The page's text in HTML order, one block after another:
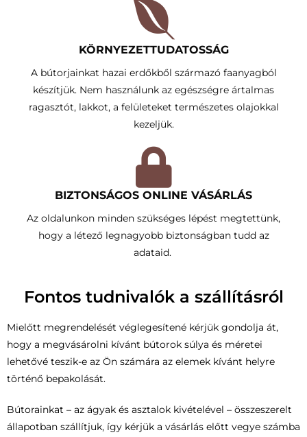
KÖRNYEZETTUDATOSSÁG​
A bútorjainkat hazai erdőkből származó faanyagból
készítjük. Nem használunk az egészségre ártalmas
ragasztót, lakkot, a felületeket természetes olajokkal
kezeljük.
BIZTONSÁGOS ONLINE VÁSÁRLÁS
Az oldalunkon minden szükséges lépést megtettünk,
hogy a létező legnagyobb biztonságban tudd az
adataid.
Fontos tudnivalók a szállításról
Mielőtt megrendelését véglegesítené kérjük gondolja át,
hogy a megvásárolni kívánt bútorok súlya és méretei
lehetővé teszik-e az Ön számára az elemek kívánt helyre
történő bepakolását.
Bútorainkat – az ágyak és asztalok kivételével – összeszerelt
állapotban szállítjuk, így kérjük a vásárlás előtt vegye számba